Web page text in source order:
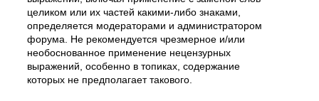
целиком или их частей какими-либо знаками,
определяется модераторами и администратором
форума. Не рекомендуется чрезмерное и/или
необоснованное применение нецензурных
выражений, особенно в топиках, содержание
которых не предполагает такового.